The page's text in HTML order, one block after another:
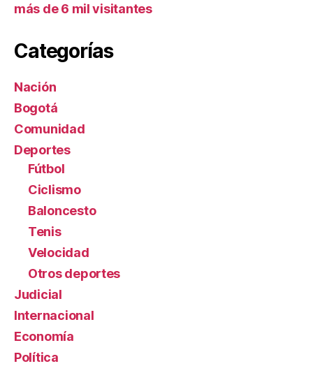
más de 6 mil visitantes
Categorías
Nación
Bogotá
Comunidad
Deportes
Fútbol
Ciclismo
Baloncesto
Tenis
Velocidad
Otros deportes
Judicial
Internacional
Economía
Política